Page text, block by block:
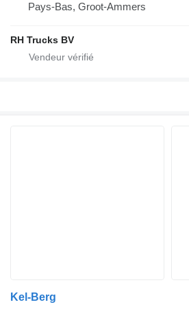
Pays-Bas, Groot-Ammers
RH Trucks BV
Kel-Berg